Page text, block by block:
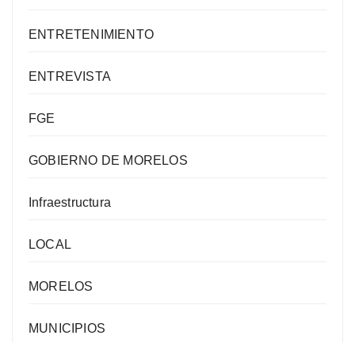
ENTRETENIMIENTO
ENTREVISTA
FGE
GOBIERNO DE MORELOS
Infraestructura
LOCAL
MORELOS
MUNICIPIOS